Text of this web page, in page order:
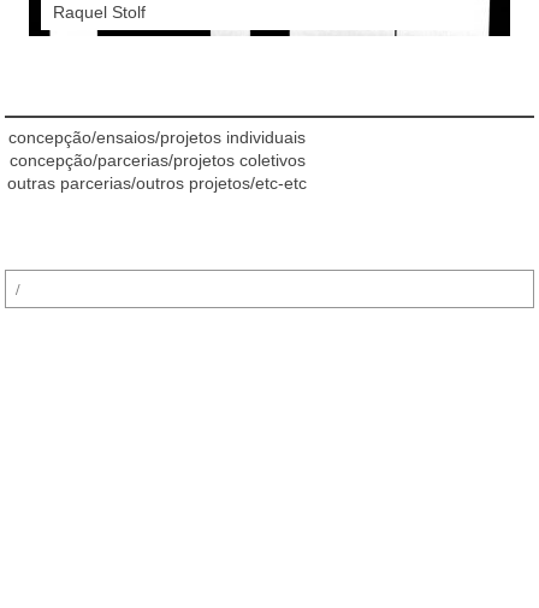
Raquel Stolf
concepção/ensaios/projetos individuais
concepção/parcerias/projetos coletivos
outras parcerias/outros projetos/etc-etc
Pesquisar